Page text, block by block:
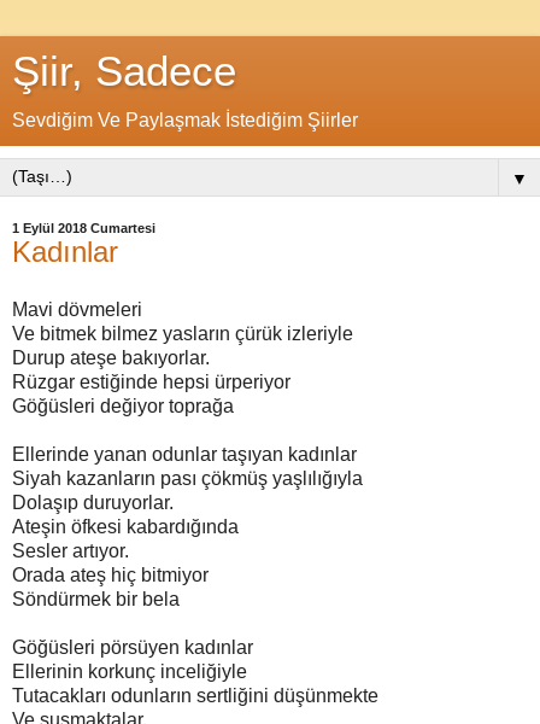
Şiir, Sadece
Sevdiğim Ve Paylaşmak İstediğim Şiirler
▼
1 Eylül 2018 Cumartesi
Kadınlar
Mavi dövmeleri
Ve bitmek bilmez yasların çürük izleriyle
Durup ateşe bakıyorlar.
Rüzgar estiğinde hepsi ürperiyor
Göğüsleri değiyor toprağa
Ellerinde yanan odunlar taşıyan kadınlar
Siyah kazanların pası çökmüş yaşlılığıyla
Dolaşıp duruyorlar.
Ateşin öfkesi kabardığında
Sesler artıyor.
Orada ateş hiç bitmiyor
Söndürmek bir bela
Göğüsleri pörsüyen kadınlar
Ellerinin korkunç inceliğiyle
Tutacakları odunların sertliğini düşünmekte
Ve susmaktalar.